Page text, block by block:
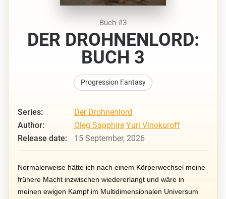
Buch #3
DER DROHNENLORD:
BUCH 3
Progression Fantasy
Series:
Der Drohnenlord
Author:
Oleg Sapphire Yuri Vinokuroff
Release date:
15 September, 2026
Normalerweise hätte ich nach einem Körperwechsel meine
frühere Macht inzwischen wiedererlangt und wäre in
meinen ewigen Kampf im Multidimensionalen Universum